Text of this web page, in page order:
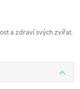
a zdraví svých zvířat.